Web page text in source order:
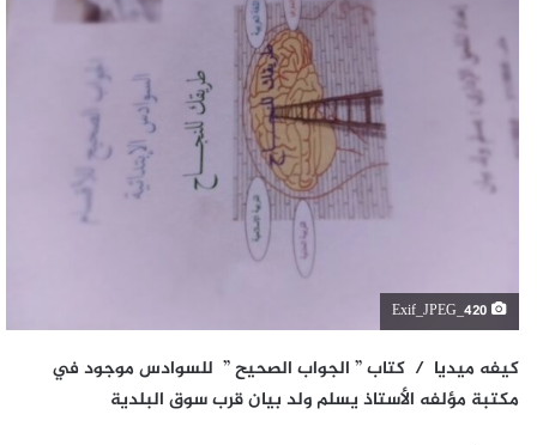
كيفه ميديا / كتاب ” الجواب الصحيح ” للسوادس موجود في
مكتبة مؤلفه الأستاذ يسلم ولد بيان قرب سوق البلدية